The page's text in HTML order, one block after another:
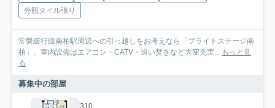
外観タイル張り
常磐緩行線南柏駅周辺への引っ越しをお考えなら「ブライトステージ南
柏」。室内設備はエアコン・CATV・追い焚きなど大変充実...
もっと見
る
募集中の部屋
310